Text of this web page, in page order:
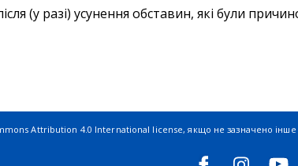
(у разі) усунення обставин, які були
Attribution 4.0 International license, якщо не зазначено інше